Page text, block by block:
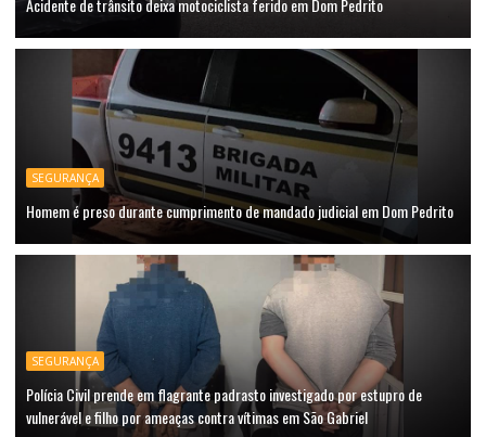
Acidente de trânsito deixa motociclista ferido em Dom Pedrito
SEGURANÇA
Homem é preso durante cumprimento de mandado judicial em Dom Pedrito
SEGURANÇA
Polícia Civil prende em flagrante padrasto investigado por estupro de
vulnerável e filho por ameaças contra vítimas em São Gabriel